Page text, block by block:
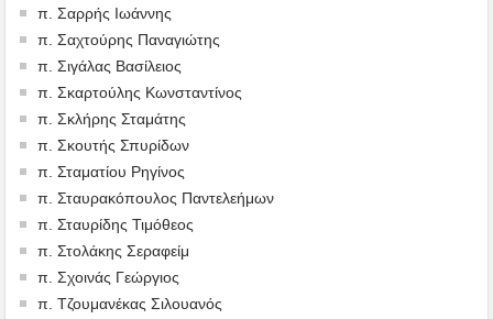
π. Σαρρής Ιωάννης
π. Σαχτούρης Παναγιώτης
π. Σιγάλας Βασίλειος
π. Σκαρτούλης Κωνσταντίνος
π. Σκλήρης Σταμάτης
π. Σκουτής Σπυρίδων
π. Σταματίου Ρηγίνος
π. Σταυρακόπουλος Παντελεήμων
π. Σταυρίδης Τιμόθεος
π. Στολάκης Σεραφείμ
π. Σχοινάς Γεώργιος
π. Τζουμανέκας Σιλουανός